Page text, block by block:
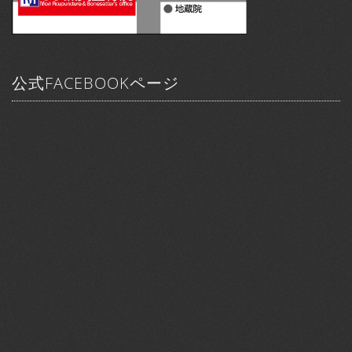
公式FACEBOOKページ